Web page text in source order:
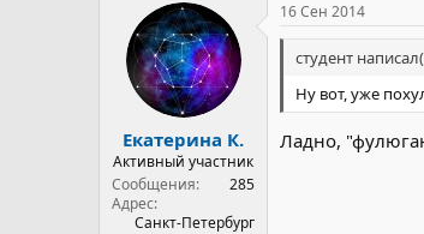
Екатерина К.
Активный участник
Сообщения
285
Адрес
Санкт-Петербург
16 Сен 2014
студент
Ну вот, уже
Ладно,